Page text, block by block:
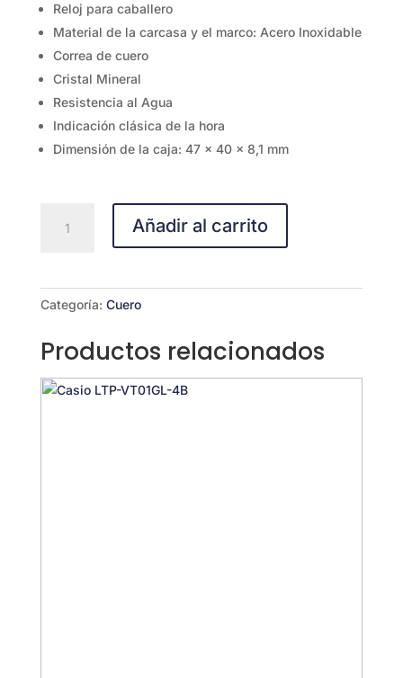
Reloj para caballero
Material de la carcasa y el marco: Acero Inoxidable
Correa de cuero
Cristal Mineral
Resistencia al Agua
Indicación clásica de la hora
Dimensión de la caja: 47 x 40 x 8,1 mm
MTP-
cantidad
Añadir al carrito
Categoría: Cuero
Productos relacionados